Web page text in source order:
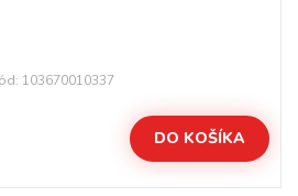
103670010337
DO KOŠÍKA